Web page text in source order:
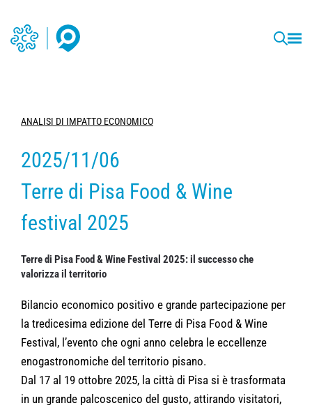
ANALISI DI IMPATTO ECONOMICO
2025/11/06
Terre di Pisa Food & Wine
festival 2025
Terre di Pisa Food & Wine Festival 2025: il successo che
valorizza il territorio
Bilancio economico positivo e grande partecipazione per
la tredicesima edizione del Terre di Pisa Food & Wine
Festival, l’evento che ogni anno celebra le eccellenze
enogastronomiche del territorio pisano.
Dal 17 al 19 ottobre 2025, la città di Pisa si è trasformata
in un grande palcoscenico del gusto, attirando visitatori,